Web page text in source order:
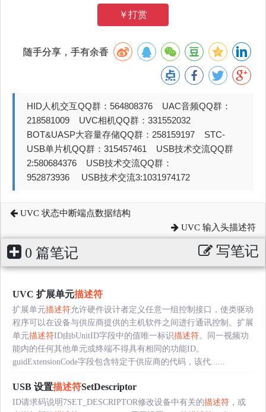
￥打赏
随手分享，手有余香
HID人机交互QQ群：564808376 UAC音频QQ群：
218581009 UVC相机QQ群：331552032
BOT&UASP大容量存储QQ群：258159197 STC-
USB单片机QQ群：315457461 USB技术交流QQ群
2:580684376 USB技术交流QQ群：
952873936 USB技术交流3:1031974172
UVC 状态中断端点数据结构
UVC 输入头描述符
0 篇笔记 写笔记
UVC 扩展单元描述符
扩展单元描述符允许硬件设计者定义任意一组控制接口，使类驱动
程序可以在设备与供应商提供的主机软件之间进行通讯控制。扩展
单元描述符ID由bUnitID字段中的值唯一标识描述符。同一视频功
能内的任何其他单元或终端不得具有相同的功能ID。
guidExtensionCode字段包含特定于供应商的代码，该代......
USB 设置描述符SetDescriptor
ID请求码说明7SET_DESCRIPTOR修改设备中有关的描述符 ，或